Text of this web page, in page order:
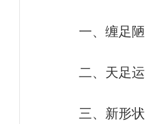
一、缠足陋
二、天足运动
三、新形状与